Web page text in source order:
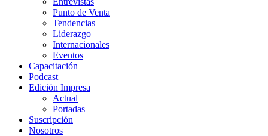
Punto de Venta
Tendencias
Liderazgo
Internacionales
Eventos
Capacitación
Podcast
Edición Impresa
Actual
Portadas
Suscripción
Nosotros